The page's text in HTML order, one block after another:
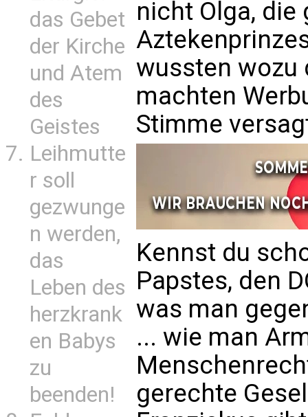
das Gebet
der Kirche
und Atem
des
Geistes
Leihmutte
r soll
gezwunge
n werden,
das
Leben des
herzkrank
en Babys
zu
beenden!
nicht Olga, die
wussten wozu
machten
Stimme
Kennst du
Papstes, den
was man
... wie man
gerechte